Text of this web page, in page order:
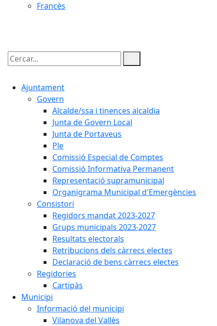
Francès
Cercar:
Ajuntament
Govern
Alcalde/ssa i tinences alcaldia
Junta de Govern Local
Junta de Portaveus
Ple
Comissió Especial de Comptes
Comissió Informativa Permanent
Representació supramunicipal
Organigrama Municipal d'Emergències
Consistori
Regidors mandat 2023-2027
Grups municipals 2023-2027
Resultats electorals
Retribucions dels càrrecs electes
Declaració de bens càrrecs electes
Regidories
Cartipàs
Municipi
Informació del municipi
Vilanova del Vallès